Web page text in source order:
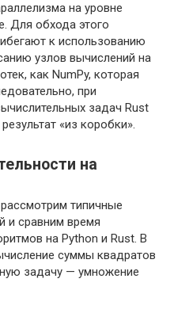
на уровне
Для обхода этого
к использованию
узлов вычислений на
как NumPy, которая
при
задач Rust
«из коробки».
на
типичные
и сравним время
на Python и Rust. В
суммы квадратов
задачу — умножение